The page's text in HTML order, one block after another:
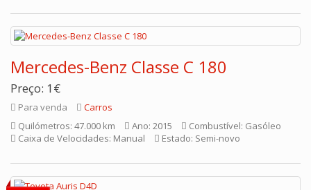
Mercedes-Benz Classe C 180
Preço: 1€
Para venda
Carros
Quilómetros: 47.000 km
Ano: 2015
Combustível: Gasóleo
Caixa de Velocidades: Manual
Estado: Semi-novo